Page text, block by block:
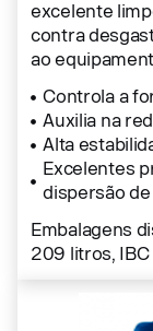
excelente
contra
ao
Controla a
Auxilia na
Alta
Excelentes
dispersão
Embalagens
209 litros,